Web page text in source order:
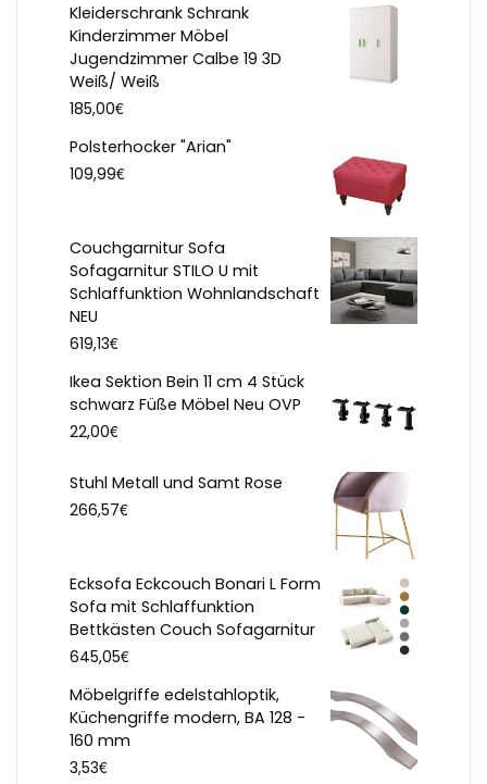
Kleiderschrank Schrank
Kinderzimmer Möbel
Jugendzimmer Calbe 19 3D
Weiß/ Weiß
185,00€
Polsterhocker "Arian"
109,99€
Couchgarnitur Sofa
Sofagarnitur STILO U mit
Schlaffunktion Wohnlandschaft
NEU
619,13€
Ikea Sektion Bein 11 cm 4 Stück
schwarz Füße Möbel Neu OVP
22,00€
Stuhl Metall und Samt Rose
266,57€
Ecksofa Eckcouch Bonari L Form
Sofa mit Schlaffunktion
Bettkästen Couch Sofagarnitur
645,05€
Möbelgriffe edelstahloptik,
Küchengriffe modern, BA 128 -
160 mm
3,53€